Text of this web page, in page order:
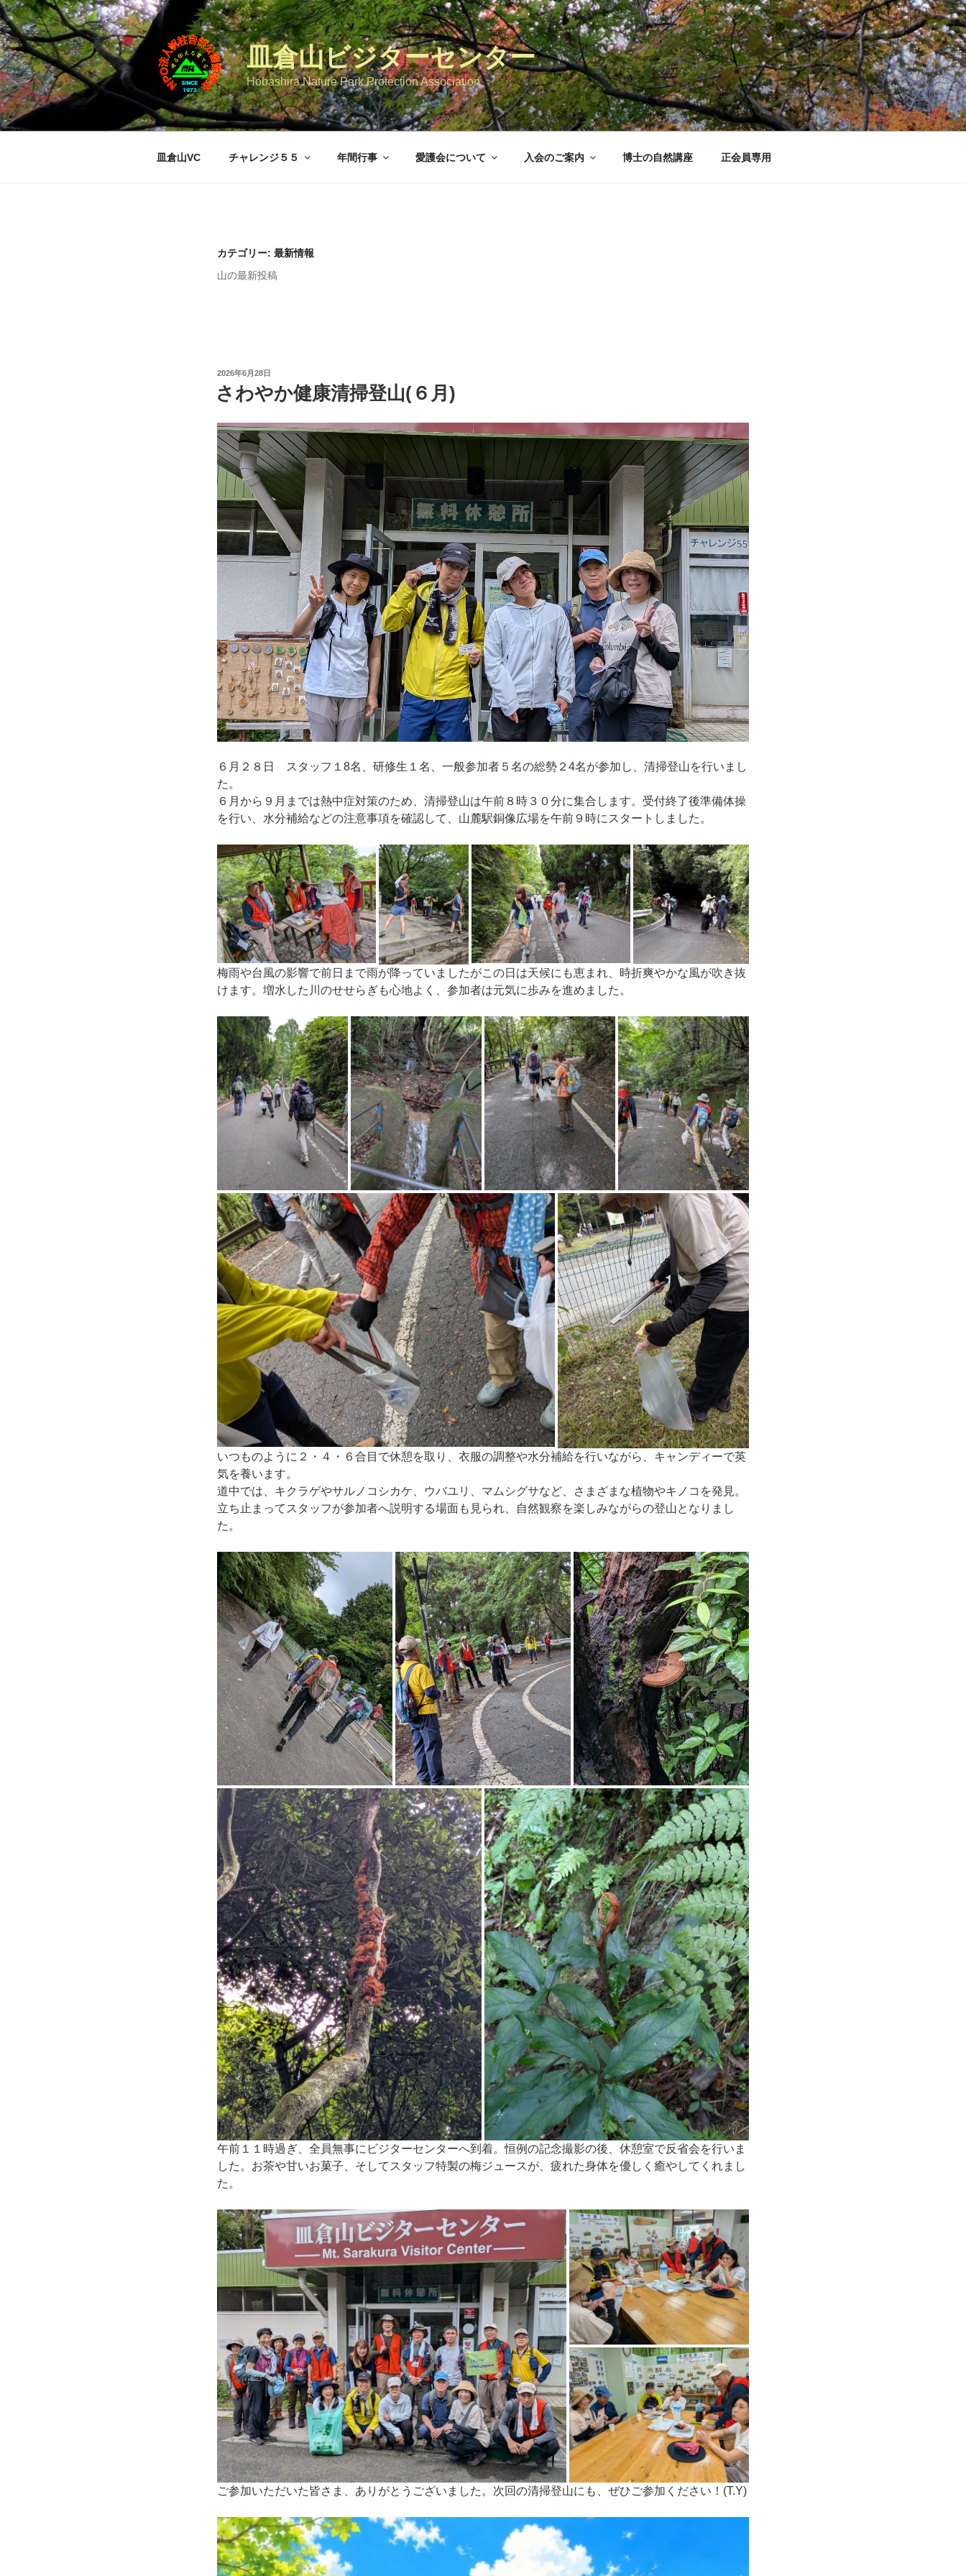
コ
ン
テ
ン
ツ
へ
ス
キ
皿倉山ビジターセンター
Hobashira Nature Park Protection Association
皿倉山VC チャレンジ５５ 年間行事 愛護会について 入会のご案内 博士の自然講座 正会員専用
カテゴリー: 最新情報
山の最新投稿
投
稿
日:
2026年6月28日
さわやか健康清掃登山(６月)
６月２８日 スタッフ１8名、研修生１名、一般参加者５名の総勢２4名が参加し、清掃登山を行いまし
た。
６月から９月までは熱中症対策のため、清掃登山は午前８時３０分に集合します。受付終了後準備体操
を行い、水分補給などの注意事項を確認して、山麓駅銅像広場を午前９時にスタートしました。
梅雨や台風の影響で前日まで雨が降っていましたがこの日は天候にも恵まれ、時折爽やかな風が吹き抜
けます。増水した川のせせらぎも心地よく、参加者は元気に歩みを進めました。
いつものように２・４・６合目で休憩を取り、衣服の調整や水分補給を行いながら、キャンディーで英
気を養います。
道中では、キクラゲやサルノコシカケ、ウバユリ、マムシグサなど、さまざまな植物やキノコを発見。
立ち止まってスタッフが参加者へ説明する場面も見られ、自然観察を楽しみながらの登山となりまし
た。
午前１１時過ぎ、全員無事にビジターセンターへ到着。恒例の記念撮影の後、休憩室で反省会を行いま
した。お茶や甘いお菓子、そしてスタッフ特製の梅ジュースが、疲れた身体を優しく癒やしてくれまし
た。
ご参加いただいた皆さま、ありがとうございました。次回の清掃登山にも、ぜひご参加ください！(T.Y)